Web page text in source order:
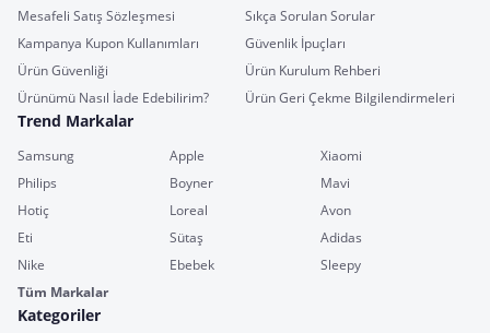
Mesafeli Satış Sözleşmesi
Sıkça Sorulan Sorular
Kampanya Kupon Kullanımları
Güvenlik İpuçları
Ürün Güvenliği
Ürün Kurulum Rehberi
Ürünümü Nasıl İade Edebilirim?
Ürün Geri Çekme Bilgilendirmeleri
Trend Markalar
Samsung Apple
Xiaomi
Philips
Boyner
Mavi
Hotiç
Loreal
Avon
Eti
Sütaş
Adidas
Nike
Ebebek
Sleepy
Tüm Markalar
Kategoriler